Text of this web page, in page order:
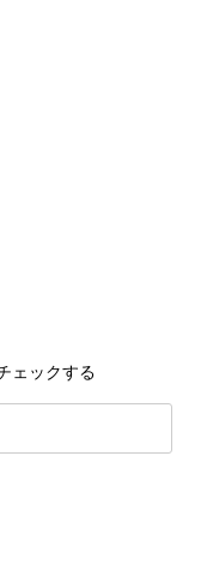
ェックする